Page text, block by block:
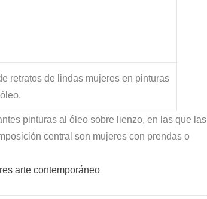
retratos de lindas mujeres en pinturas
pinturas al óleo sobre lienzo, en las que las
central son mujeres con prendas o
arte contemporáneo